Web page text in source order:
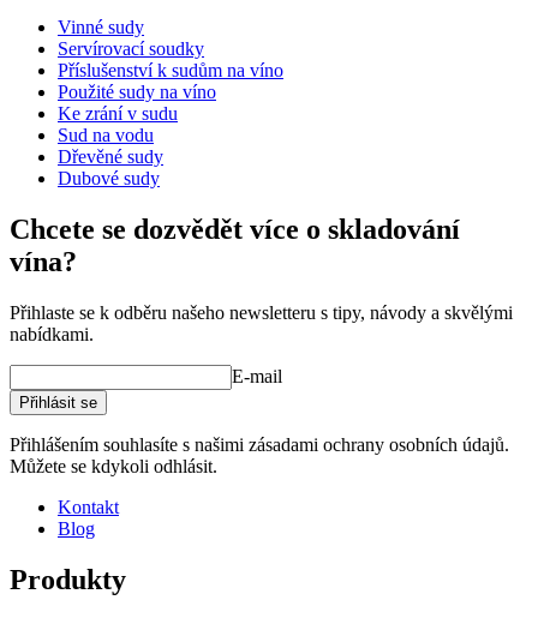
příslušenství k sudům/související
produkty.
Rozměry (ŠxVxH cm)
Hmotnost (kg) 10
Vinné sudy
Servírovací soudky
Příslušenství k sudům na víno
Použité sudy na víno
Ke zrání v sudu
Sud na vodu
Dřevěné sudy
Dubové sudy
Chcete se dozvědět více o skladování
vína?
Přihlaste se k odběru našeho newsletteru s tipy, návody a skvělými
nabídkami.
E-mail
Přihlásit se
Přihlášením souhlasíte s našimi zásadami ochrany osobních údajů.
Můžete se kdykoli odhlásit.
Kontakt
Blog
Produkty